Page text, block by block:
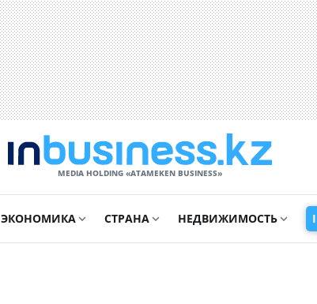
MEDIA HOLDING «ATAMEKЕN BUSINESS»
ЭКОНОМИКА СТРАНА НЕДВИЖИМОСТЬ